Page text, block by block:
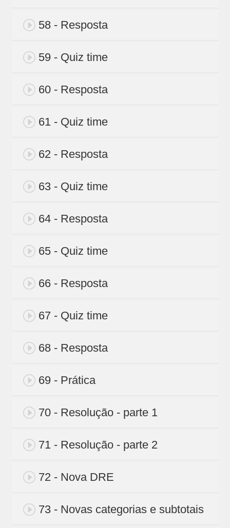
58 - Resposta
59 - Quiz time
60 - Resposta
61 - Quiz time
62 - Resposta
63 - Quiz time
64 - Resposta
65 - Quiz time
66 - Resposta
67 - Quiz time
68 - Resposta
69 - Prática
70 - Resolução - parte 1
71 - Resolução - parte 2
72 - Nova DRE
73 - Novas categorias e subtotais